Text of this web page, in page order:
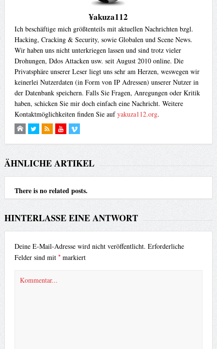
¥akuza112
Ich beschäftige mich größtenteils mit aktuellen Nachrichten bzgl.
Hacking, Cracking & Security, sowie Globalen und Scene News.
Wir haben uns nicht unterkriegen lassen und sind trotz vieler
Drohungen, Ddos Attacken usw. seit August 2010 online. Die
Privatsphäre unserer Leser liegt uns sehr am Herzen, weswegen wir
keinerlei Nutzerdaten (in Form von IP Adressen) unserer Nutzer in
der Datenbank speichern. Falls Sie Fragen, Anregungen oder Kritik
haben, schicken Sie mir doch einfach eine Nachricht. Weitere
Kontaktmöglichkeiten finden Sie aufyakuza112.org.
ÄHNLICHE ARTIKEL
There is no related posts.
HINTERLASSE EINE ANTWORT
Deine E-Mail-Adresse wird nicht veröffentlicht. Erforderliche
Felder sind mit *markiert